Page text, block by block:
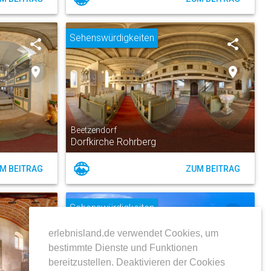
erlebnisland.de verwendet Cookies, um
bestimmte Dienste und Funktionen
bereitzustellen. Deaktivieren der Cookies
share
place
BEITRAG
Beetzendorf
Dorfkirche Rohrberg
Sehenswürdigkeiten
share
place
ZUM BEITRAG
share
Sehenswürdigkeiten